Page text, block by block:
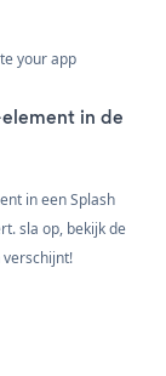
your app
in de
in een Splash
sla op, bekijk de
verschijnt!